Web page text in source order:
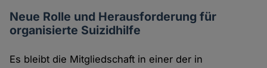
Neue Rolle und Herausforderung für
organisierte Suizidhilfe
Es bleibt die Mitgliedschaft in einer der in